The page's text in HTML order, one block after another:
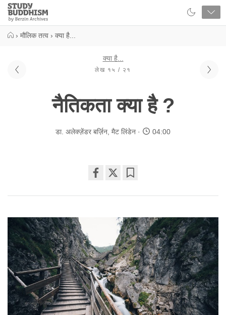
Close
Study
Buddhism
Home
› मौलिक तत्व › क्या है...
क्या है...
लेख १५ / २१
नैतिकता क्या है ?
डा. अलेक्ज़ेंडर बर्ज़िन मैट लिंडेन 04:00
on